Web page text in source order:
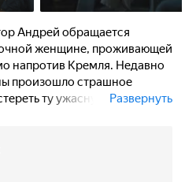
Андрей обращается
женщине, проживающей
напротив Кремля. Недавно
произошло страшное
ту ужасную ночь
она сама в отъезде,
Развернуть